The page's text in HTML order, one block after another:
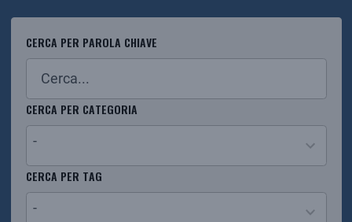
CERCA PER PAROLA CHIAVE
CERCA PER CATEGORIA
-
29
results
CERCA PER TAG
-